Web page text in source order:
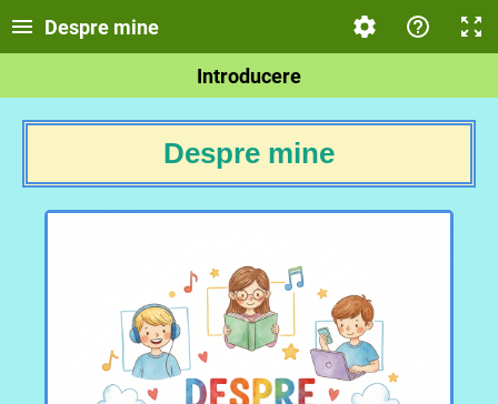
Despre mine
Introducere
Despre mine